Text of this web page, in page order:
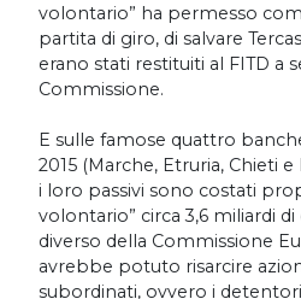
volontario” ha permesso
partita di giro, di salvare
erano stati restituiti al FITD a
Commissione.
E sulle famose quattro
2015 (Marche, Etruria, Chieti
i loro passivi sono costati
volontario” circa 3,6 miliardi
diverso della Commissione
avrebbe potuto risarcire
subordinati, ovvero i